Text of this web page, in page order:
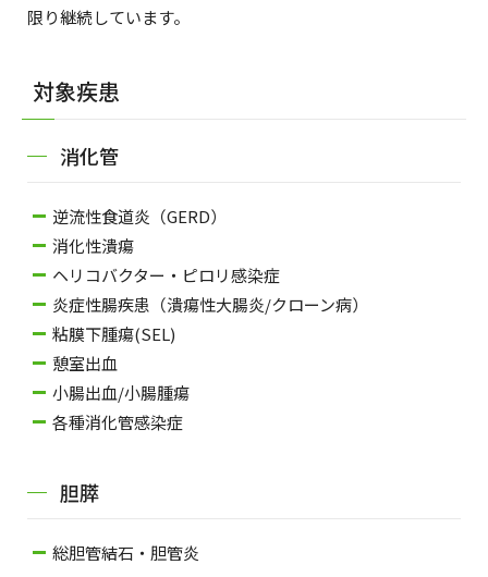
限り継続しています。
対象疾患
消化管
逆流性食道炎（GERD）
消化性潰瘍
ヘリコバクター・ピロリ感染症
炎症性腸疾患（潰瘍性大腸炎/クローン病）
粘膜下腫瘍(SEL)
憩室出血
小腸出血/小腸腫瘍
各種消化管感染症
胆膵
総胆管結石・胆管炎